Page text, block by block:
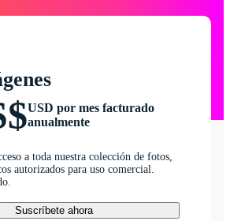
USD por mes facturado
anualmente
a toda nuestra colección de fotos,
autorizados para uso comercial.
Suscríbete ahora